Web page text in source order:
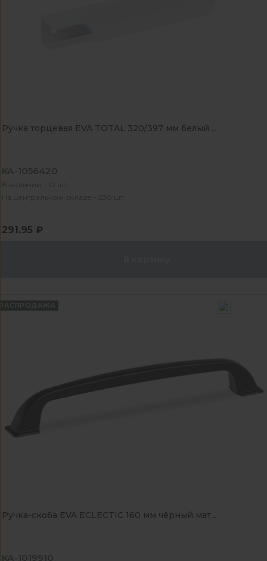
Ручка торцевая EVA TOTAL 320/397 мм белый ...
КА-1056420
В наличии - 10 шт
На центральном складе - 230 шт
291.95 ₽
Ручка-скоба EVA ECLECTIC 160 мм чёрный мат...
КА-1019910